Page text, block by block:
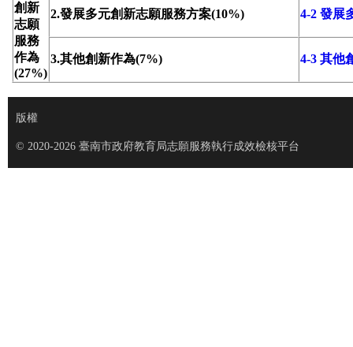
創新
志願
服務
作為
(27%)
2.發展多元創新志願服務方案(10%) 4-2 發展
3.其他創新作為(7%) 4-3 其他
版權
© 2020-2026 臺南市政府教育局志願服務執行成效檢核平台